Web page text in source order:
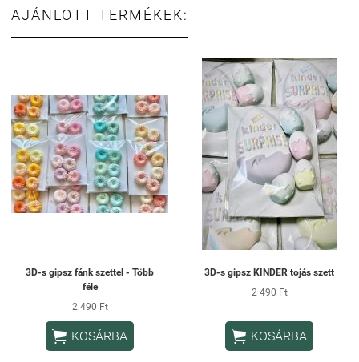
AJÁNLOTT TERMÉKEK:
3D-s gipsz fánk szettel - Több
féle
2 490 Ft
 KOSÁRBA
3D-s gipsz KINDER tojás szett
2 490 Ft
 KOSÁRBA